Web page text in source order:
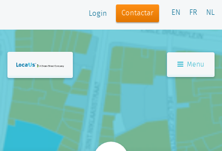
Login Contactar EN FR NL
Menu